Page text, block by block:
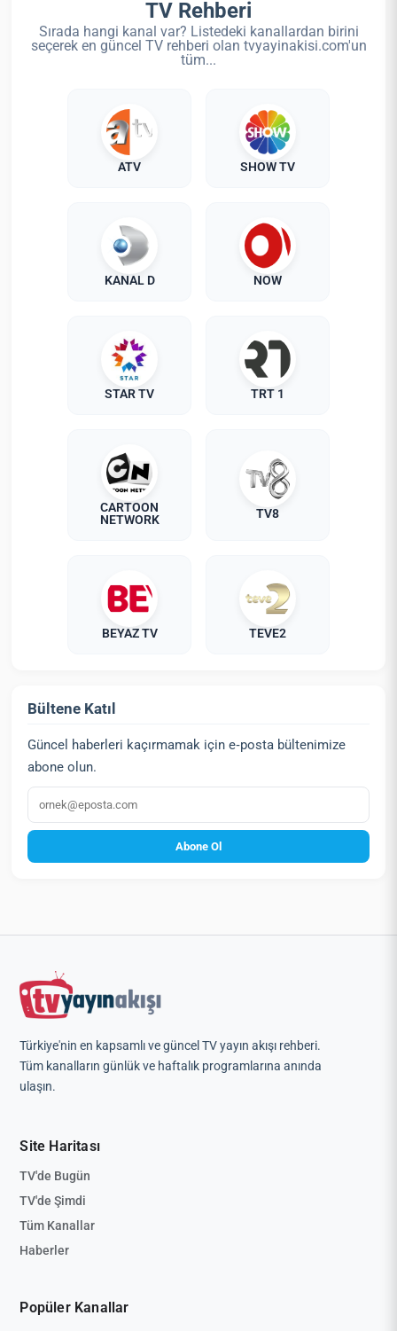
TV Rehberi
Sırada hangi kanal var? Listedeki kanallardan birini
seçerek en güncel TV rehberi olan tvyayinakisi.com'un
tüm...
ATV SHOW TV
KANAL D NOW
STAR TV TRT 1
CARTOON
NETWORK
TV8
BEYAZ TV TEVE2
Bültene Katıl
Güncel haberleri kaçırmamak için e‑posta bültenimize
abone olun.
E‑posta
Abone Ol
Türkiye'nin en kapsamlı ve güncel TV yayın akışı rehberi.
Tüm kanalların günlük ve haftalık programlarına anında
ulaşın.
Site Haritası
TV'de Bugün
TV'de Şimdi
Tüm Kanallar
Haberler
Popüler Kanallar